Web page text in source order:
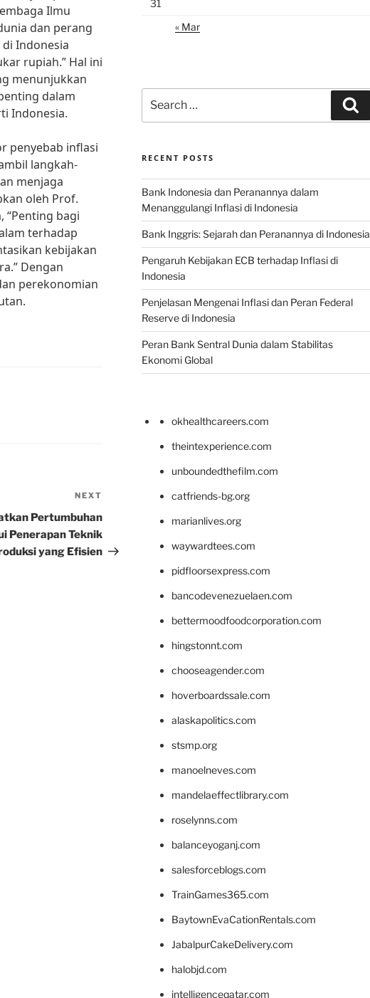
Ilmu
dan perang
Indonesia
rupiah.” Hal ini
menunjukkan
dalam
Indonesia.
penyebab inflasi
langkah-
menjaga
oleh Prof.
“Penting bagi
terhadap
kebijakan
Dengan
perekonomian
Post
NEXT
Pertumbuhan
Penerapan Teknik
yang Efisien
31
« Mar
for:
RECENT POSTS
Bank Indonesia dan Peranannya dalam
Menanggulangi Inflasi di Indonesia
Bank Inggris: Sejarah dan Peranannya di Indonesia
Pengaruh Kebijakan ECB terhadap Inflasi di
Indonesia
Penjelasan Mengenai Inflasi dan Peran Federal
Reserve di Indonesia
Peran Bank Sentral Dunia dalam Stabilitas
Ekonomi Global
okhealthcareers.com
theintexperience.com
unboundedthefilm.com
catfriends-bg.org
marianlives.org
waywardtees.com
pidfloorsexpress.com
bancodevenezuelaen.com
bettermoodfoodcorporation.com
hingstonnt.com
chooseagender.com
hoverboardssale.com
alaskapolitics.com
stsmp.org
manoelneves.com
mandelaeffectlibrary.com
roselynns.com
balanceyoganj.com
salesforceblogs.com
TrainGames365.com
BaytownEvaCationRentals.com
JabalpurCakeDelivery.com
halobjd.com
intelligenceqatar.com